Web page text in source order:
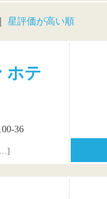
星評価が高い順
ホテ
36